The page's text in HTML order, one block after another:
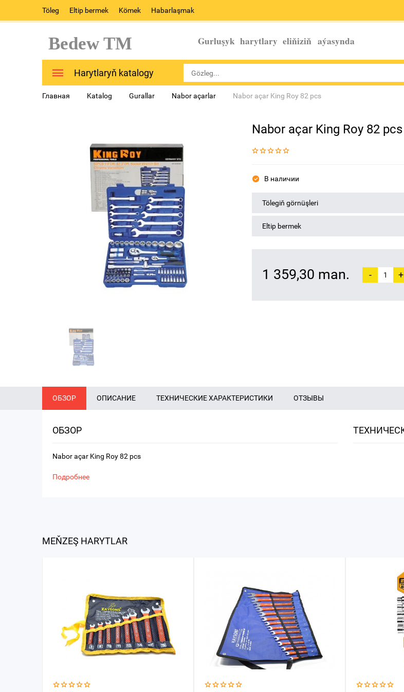
Töleg Eltip bermek Kömek Habarlaşmak
Bedew TM Gurluşyk harytlary eliňiziň aýasynda
Harytlaryň katalogy
Главная Katalog Gurallar Nabor açarlar Nabor açar King Roy 82 pcs
Nabor açar King Roy 82 pcs
В наличии
Tölegiň görnüşleri
Eltip bermek
1 359,30 man. - +
ОБЗОР ОПИСАНИЕ ТЕХНИЧЕСКИЕ ХАРАКТЕРИСТИКИ ОТЗЫВЫ
ОБЗОР
Nabor açar King Roy 82 pcs
Подробнее
MEŇZEŞ HARYTLAR